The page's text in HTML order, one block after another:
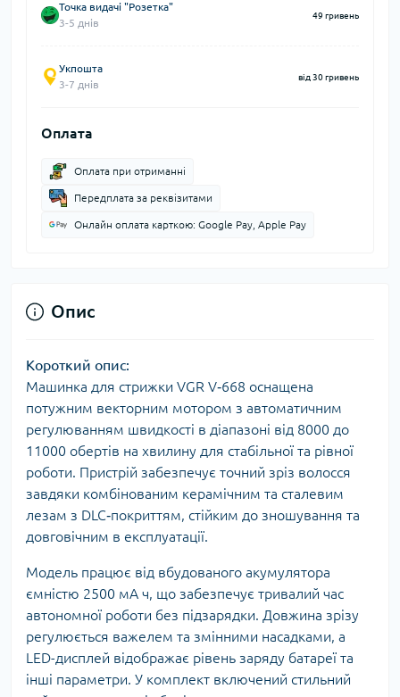
Точка видачі "Розетка"
3-5 днів
49 гривень
Укпошта
3-7 днів
від 30 гривень
Оплата
Оплата при отриманні
Передплата за реквізитами
Онлайн оплата карткою: Google Pay, Apple Pay
Опис
Короткий опис:
Машинка для стрижки VGR V‑668 оснащена
потужним векторним мотором з автоматичним
регулюванням швидкості в діапазоні від 8000 до
11000 обертів на хвилину для стабільної та рівної
роботи. Пристрій забезпечує точний зріз волосся
завдяки комбінованим керамічним та сталевим
лезам з DLC‑покриттям, стійким до зношування та
довговічним в експлуатації.
Модель працює від вбудованого акумулятора
ємністю 2500 мА ч, що забезпечує тривалий час
автономної роботи без підзарядки. Довжина зрізу
регулюється важелем та змінними насадками, а
LED-дисплей відображає рівень заряду батареї та
інші параметри. У комплект включений стильний